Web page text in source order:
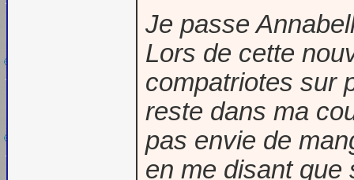
Je passe
Lors de cette
compatriotes sur
reste dans ma
pas envie de
en me disant que